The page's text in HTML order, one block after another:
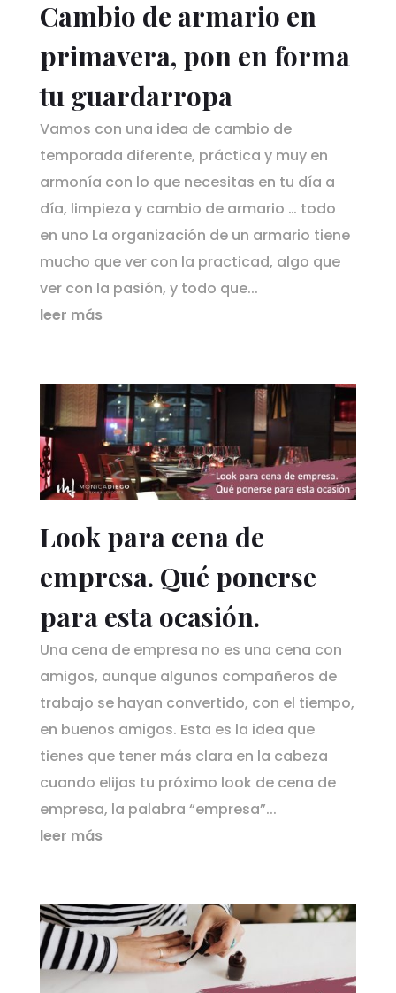
Cambio de armario en
primavera, pon en forma
tu guardarropa
Vamos con una idea de cambio de
temporada diferente, práctica y muy en
armonía con lo que necesitas en tu día a
día, limpieza y cambio de armario … todo
en uno La organización de un armario tiene
mucho que ver con la practicad, algo que
ver con la pasión, y todo que...
leer más
Look para cena de
empresa. Qué ponerse
para esta ocasión.
Una cena de empresa no es una cena con
amigos, aunque algunos compañeros de
trabajo se hayan convertido, con el tiempo,
en buenos amigos. Esta es la idea que
tienes que tener más clara en la cabeza
cuando elijas tu próximo look de cena de
empresa, la palabra “empresa”...
leer más